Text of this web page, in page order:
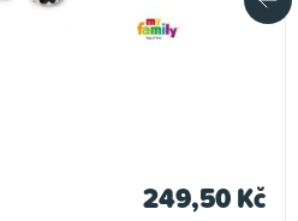
249,50 Kč